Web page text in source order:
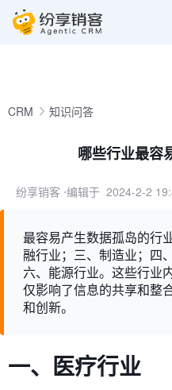
CRM 知识问答
哪些行业最容
纷享销客 ⋅编辑于 2024-2-2
最容易产生数据孤岛的行
融行业；三、制造业；四
六、能源行业。这些行业
仅影响了信息的共享和整
和创新。
一、医疗行业